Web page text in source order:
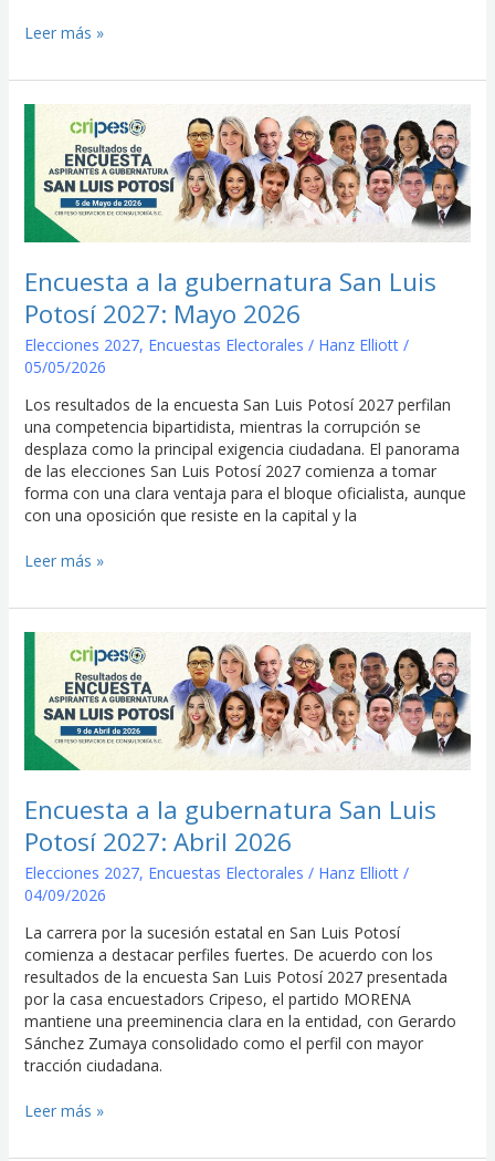
Leer más »
Encuesta a la gubernatura San Luis
Potosí 2027: Mayo 2026
Elecciones 2027, Encuestas Electorales / Hanz Elliott /
05/05/2026
Los resultados de la encuesta San Luis Potosí 2027 perfilan
una competencia bipartidista, mientras la corrupción se
desplaza como la principal exigencia ciudadana. El panorama
de las elecciones San Luis Potosí 2027 comienza a tomar
forma con una clara ventaja para el bloque oficialista, aunque
con una oposición que resiste en la capital y la
gubernatura
San
Luis
Potosí
2027:
Mayo
2026
Leer más »
Encuesta a la gubernatura San Luis
Potosí 2027: Abril 2026
Elecciones 2027, Encuestas Electorales / Hanz Elliott /
04/09/2026
La carrera por la sucesión estatal en San Luis Potosí
comienza a destacar perfiles fuertes. De acuerdo con los
resultados de la encuesta San Luis Potosí 2027 presentada
por la casa encuestadors Cripeso, el partido MORENA
mantiene una preeminencia clara en la entidad, con Gerardo
Sánchez Zumaya consolidado como el perfil con mayor
tracción ciudadana.
gubernatura
San
Luis
Potosí
2027:
Abril
2026
Leer más »